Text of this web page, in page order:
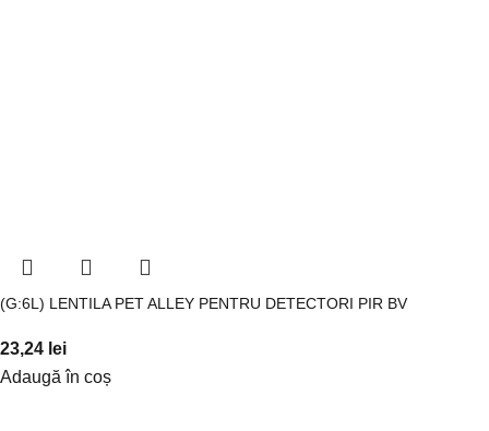
(G:6L) LENTILA PET ALLEY PENTRU DETECTORI PIR BV
23,24 lei
Adaugă în coș